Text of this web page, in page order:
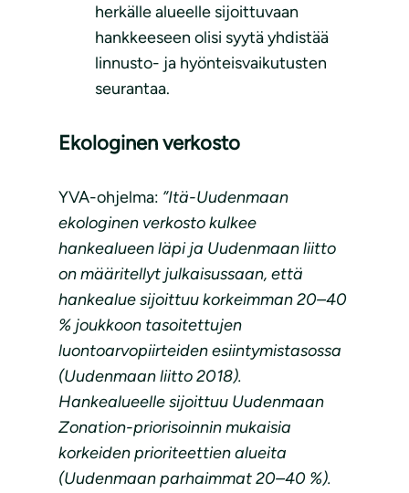
herkälle alueelle sijoittuvaan
hankkeeseen olisi syytä yhdistää
linnusto- ja hyönteisvaikutusten
seurantaa.
Ekologinen verkosto
YVA-ohjelma: ”Itä-Uudenmaan
ekologinen verkosto kulkee
hankealueen läpi ja Uudenmaan liitto
on määritellyt julkaisussaan, että
hankealue sijoittuu korkeimman 20–40
% joukkoon tasoitettujen
luontoarvopiirteiden esiintymistasossa
(Uudenmaan liitto 2018).
Hankealueelle sijoittuu Uudenmaan
Zonation-priorisoinnin mukaisia
korkeiden prioriteettien alueita
(Uudenmaan parhaimmat 20–40 %).